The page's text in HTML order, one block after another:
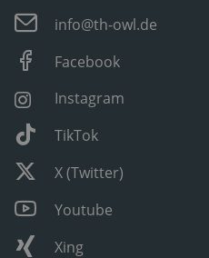
info@th-owl.de
Facebook
Instagram
TikTok
X (Twitter)
Youtube
Xing